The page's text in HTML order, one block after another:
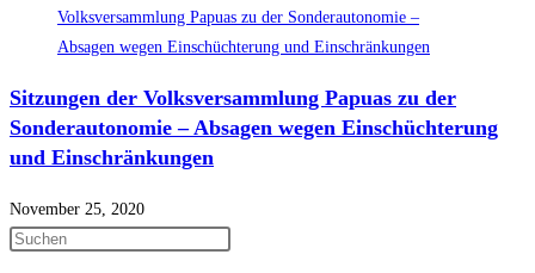
Sitzungen der Volksversammlung Papuas zu der
Sonderautonomie – Absagen wegen Einschüchterung
und Einschränkungen
November 25, 2020